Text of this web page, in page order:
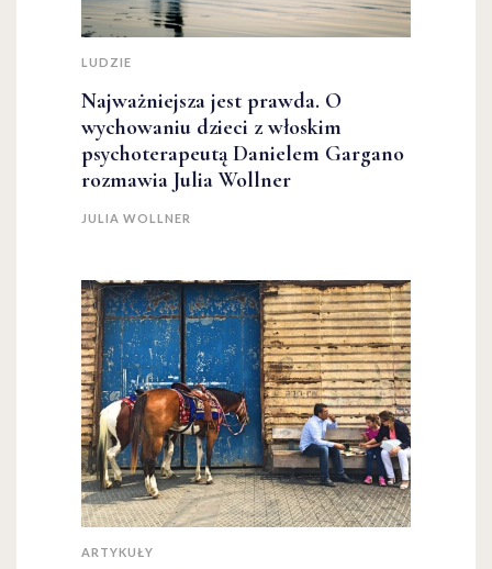
LUDZIE
Najważniejsza jest prawda. O
wychowaniu dzieci z włoskim
psychoterapeutą Danielem Gargano
rozmawia Julia Wollner
JULIA WOLLNER
ARTYKUŁY